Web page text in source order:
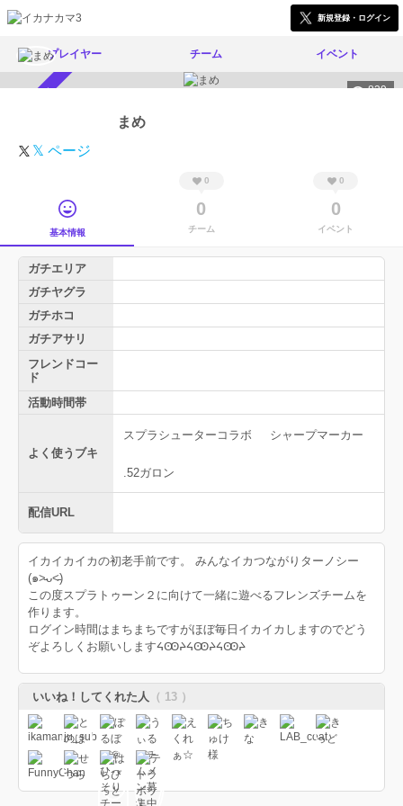
新規登録・ログイン
プレイヤー チーム イベント
839
まめ
𝕏 ページ
基本情報
0
0
チーム
0
0
イベント
ガチエリア
ガチヤグラ
ガチホコ
ガチアサリ
フレンドコー
ド
活動時間帯
よく使うブキ
スプラシューターコラボ シャープマーカー
.52ガロン
配信URL
イカイカイカの初老手前です。 みんなイカつながりターノシー
(๑˃̵ᴗ˂̵)
この度スプラトゥーン２に向けて一緒に遊べるフレンズチームを
作ります。
ログイン時間はまちまちですがほぼ毎日イカイカしますのでどう
ぞよろしくお願いしますᔦꙬᔨᔦꙬᔨᔦꙬᔨ
いいね！してくれた人 （ 13 ）